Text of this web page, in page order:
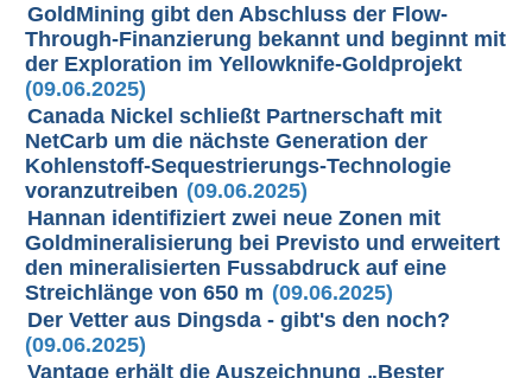
GoldMining gibt den Abschluss der Flow-
Through-Finanzierung bekannt und beginnt mit
der Exploration im Yellowknife-Goldprojekt
(09.06.2025)
Canada Nickel schließt Partnerschaft mit
NetCarb um die nächste Generation der
Kohlenstoff-Sequestrierungs-Technologie
voranzutreiben (09.06.2025)
Hannan identifiziert zwei neue Zonen mit
Goldmineralisierung bei Previsto und erweitert
den mineralisierten Fussabdruck auf eine
Streichlänge von 650 m (09.06.2025)
Der Vetter aus Dingsda - gibt's den noch?
(09.06.2025)
Vantage erhält die Auszeichnung „Bester